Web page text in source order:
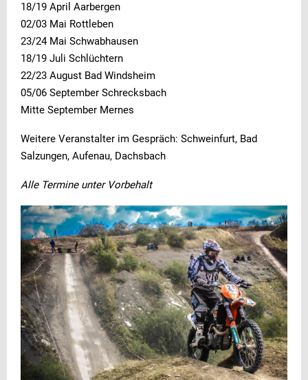
18/19 April Aarbergen
02/03 Mai Rottleben
23/24 Mai Schwabhausen
18/19 Juli Schlüchtern
22/23 August Bad Windsheim
05/06 September Schrecksbach
Mitte September Mernes
Weitere Veranstalter im Gespräch: Schweinfurt, Bad
Salzungen, Aufenau, Dachsbach
Alle Termine unter Vorbehalt